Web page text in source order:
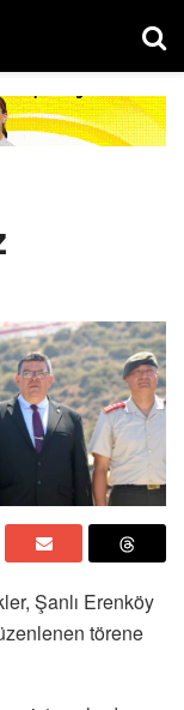
Şanlı Erenköy
törene